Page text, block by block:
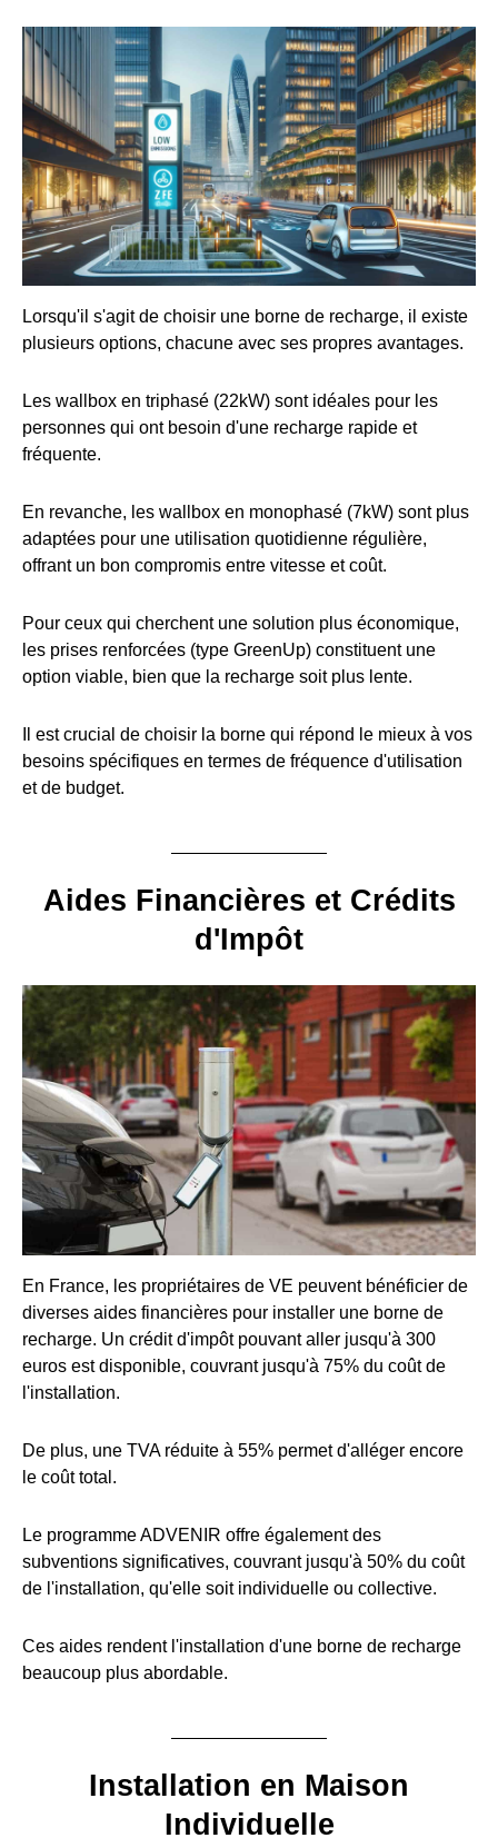
Lorsqu'il s'agit de choisir une borne de recharge, il existe
plusieurs options, chacune avec ses propres avantages.
Les wallbox en triphasé (22kW) sont idéales pour les
personnes qui ont besoin d'une recharge rapide et
fréquente.
En revanche, les wallbox en monophasé (7kW) sont plus
adaptées pour une utilisation quotidienne régulière,
offrant un bon compromis entre vitesse et coût.
Pour ceux qui cherchent une solution plus économique,
les prises renforcées (type GreenUp) constituent une
option viable, bien que la recharge soit plus lente.
Il est crucial de choisir la borne qui répond le mieux à vos
besoins spécifiques en termes de fréquence d'utilisation
et de budget.
Aides Financières et Crédits
d'Impôt
En France, les propriétaires de VE peuvent bénéficier de
diverses aides financières pour installer une borne de
recharge. Un crédit d'impôt pouvant aller jusqu'à 300
euros est disponible, couvrant jusqu'à 75% du coût de
l'installation.
De plus, une TVA réduite à 55% permet d'alléger encore
le coût total.
Le programme ADVENIR offre également des
subventions significatives, couvrant jusqu'à 50% du coût
de l'installation, qu'elle soit individuelle ou collective.
Ces aides rendent l'installation d'une borne de recharge
beaucoup plus abordable.
Installation en Maison
Individuelle